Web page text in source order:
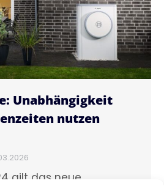
Unabhängigkeit
nutzen
gilt das neue